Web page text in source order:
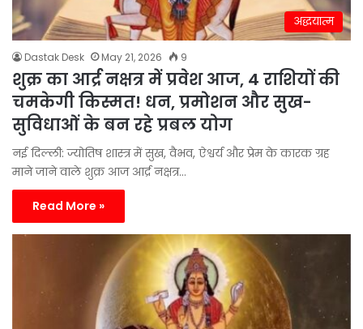
अद्धयात्म
Dastak Desk May 21, 2026 9
शुक्र का आर्द्र नक्षत्र में प्रवेश आज, 4 राशियों की
चमकेगी किस्मत! धन, प्रमोशन और सुख-
सुविधाओं के बन रहे प्रबल योग
नई दिल्ली: ज्योतिष शास्त्र में सुख, वैभव, ऐश्वर्य और प्रेम के कारक ग्रह
माने जाने वाले शुक्र आज आर्द्र नक्षत्र…
Read More »